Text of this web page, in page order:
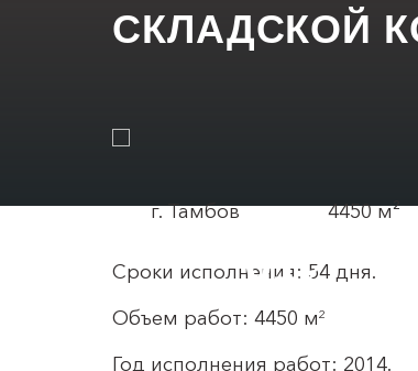
СКЛАДСКОЙ
01/
г. Тамбов 4450 м²
Сроки исполнения: 54 дня.
Объем работ: 4450 м2
Год исполнения работ: 2014.